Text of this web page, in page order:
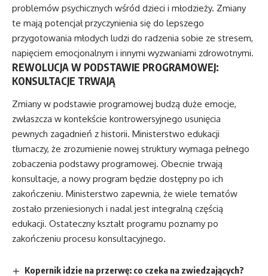
problemów psychicznych wśród dzieci i młodzieży. Zmiany
te mają potencjał przyczynienia się do lepszego
przygotowania młodych ludzi do radzenia sobie ze stresem,
napięciem emocjonalnym i innymi wyzwaniami zdrowotnymi.
REWOLUCJA W PODSTAWIE PROGRAMOWEJ:
KONSULTACJE TRWAJĄ
Zmiany w podstawie programowej budzą duże emocje,
zwłaszcza w kontekście kontrowersyjnego usunięcia
pewnych zagadnień z historii. Ministerstwo edukacji
tłumaczy, że zrozumienie nowej struktury wymaga pełnego
zobaczenia podstawy programowej. Obecnie trwają
konsultacje, a nowy program będzie dostępny po ich
zakończeniu. Ministerstwo zapewnia, że wiele tematów
zostało przeniesionych i nadal jest integralną częścią
edukacji. Ostateczny kształt programu poznamy po
zakończeniu procesu konsultacyjnego.
Kopernik idzie na przerwę: co czeka na zwiedzających?